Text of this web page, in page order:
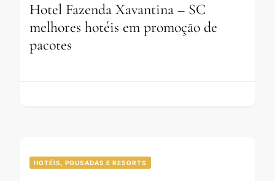
Hotel Fazenda Xavantina – SC
melhores hotéis em promoção de
pacotes
HOTÉIS, POUSADAS E RESORTS